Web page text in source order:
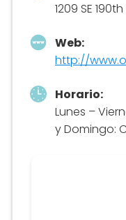
1209 SE
Web:
http://
Horario:
Lunes –
y Domingo: